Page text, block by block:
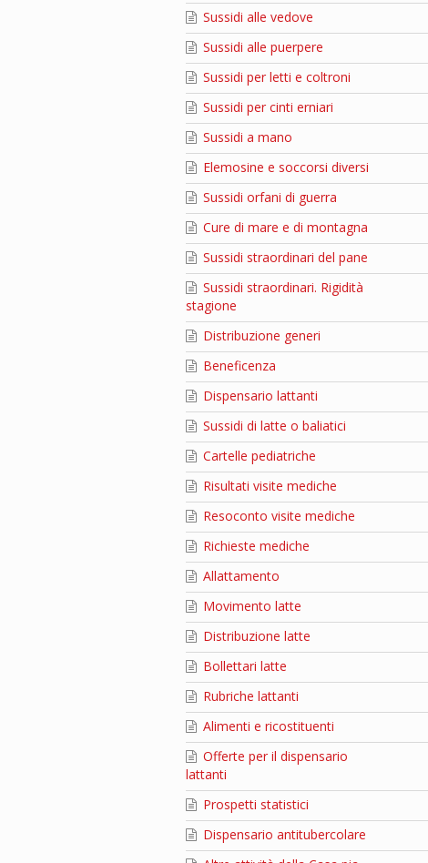
Sussidi alle vedove
Sussidi alle puerpere
Sussidi per letti e coltroni
Sussidi per cinti erniari
Sussidi a mano
Elemosine e soccorsi diversi
Sussidi orfani di guerra
Cure di mare e di montagna
Sussidi straordinari del pane
Sussidi straordinari. Rigidità
stagione
Distribuzione generi
Beneficenza
Dispensario lattanti
Sussidi di latte o baliatici
Cartelle pediatriche
Risultati visite mediche
Resoconto visite mediche
Richieste mediche
Allattamento
Movimento latte
Distribuzione latte
Bollettari latte
Rubriche lattanti
Alimenti e ricostituenti
Offerte per il dispensario
lattanti
Prospetti statistici
Dispensario antitubercolare